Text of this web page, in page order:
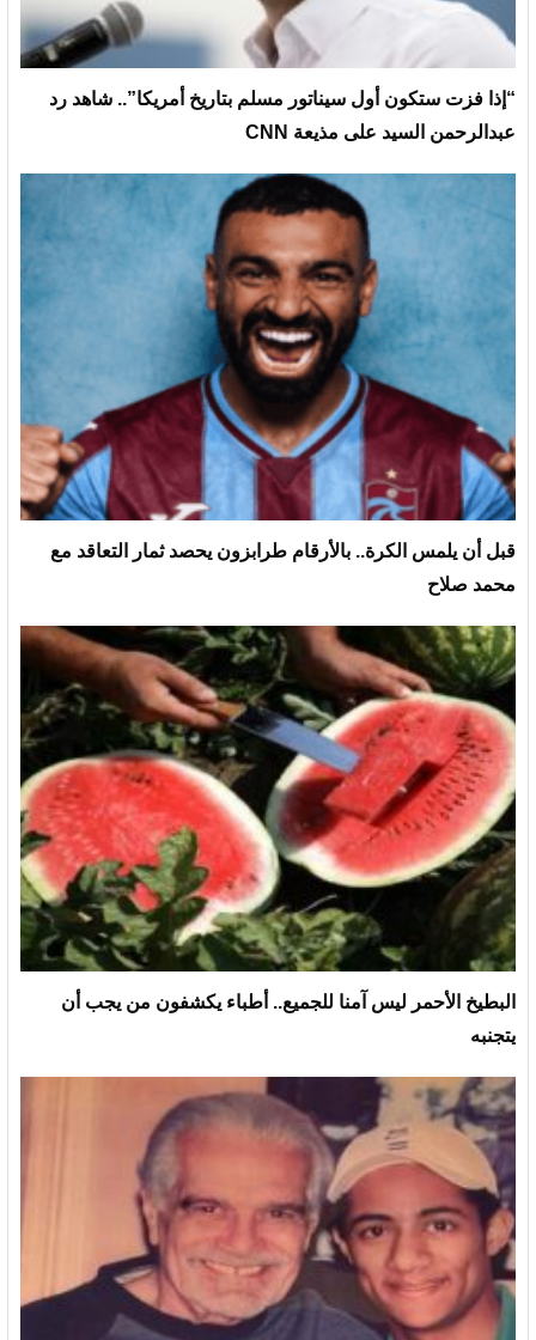
“إذا فزت ستكون أول سيناتور مسلم بتاريخ أمريكا”.. شاهد رد
عبدالرحمن السيد على مذيعة CNN
قبل أن يلمس الكرة.. بالأرقام طرابزون يحصد ثمار التعاقد مع
محمد صلاح
البطيخ الأحمر ليس آمنا للجميع.. أطباء يكشفون من يجب أن
يتجنبه